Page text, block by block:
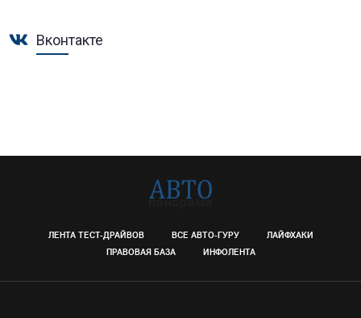
Вконтакте
ЛЕНТА ТЕСТ-ДРАЙВОВ ВСЕ АВТО-ГУРУ
ЛАЙФХАКИ
ПРАВОВАЯ БАЗА
ИНФОЛЕНТА